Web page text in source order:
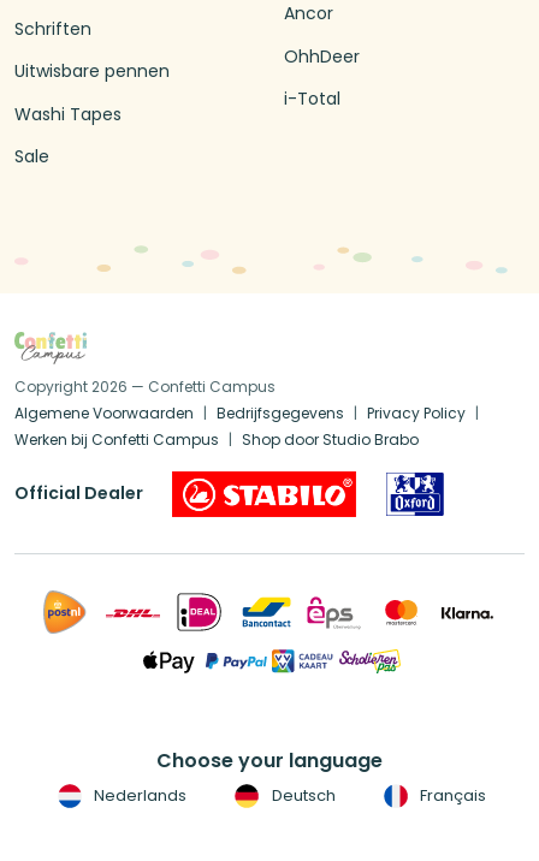
Schriften
Uitwisbare pennen
Washi Tapes
Sale
Ancor
OhhDeer
i-Total
Copyright 2026 — Confetti Campus
Algemene Voorwaarden
Bedrijfsgegevens
Privacy Policy
Werken bij Confetti Campus
Shop door Studio Brabo
Official Dealer
Choose your language
Nederlands Deutsch Français